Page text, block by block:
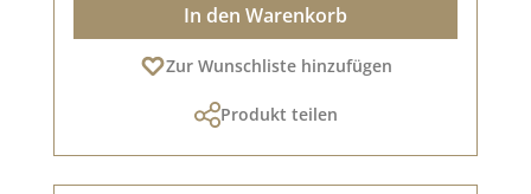
In den Warenkorb
Zur Wunschliste hinzufügen
Produkt teilen